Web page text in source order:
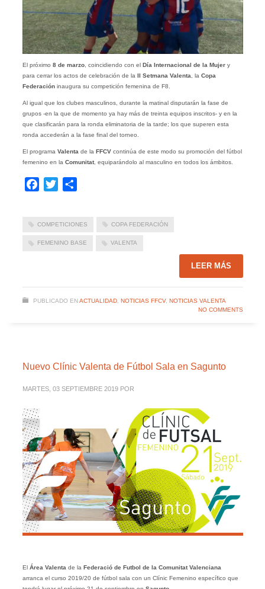
El próximo 8 de marzo, coincidiendo con el Día Internacional de la Mujer y
para cerrar los actos de celebración de la II Setmana Valenta , la Copa
Federacióninaugura su competición femenina de F8.
Al igual que los clubes masculinos, durante la matinal disputarán la fase de
grupos -en la que de momento ya hay más de treinta equipos inscritos- y en la
que clasificarán para la ronda eliminatoria de la tarde; los que superen esta
ronda accederán a la fase final del torneo.
El programa Valenta de la FFCVcontinúa de este modo su promoción del fútbol
femenino en la Comunitat, equiparándolo al masculino en todos los ámbitos.
Facebook
Twitter
COMPETICIONES COPA FEDERACIÓN
FEMENINO BASE VALENTA
LEER MÁS
PUBLICADO EN ACTUALIDAD, NOTICIAS FFCV, NOTICIAS VALENTA
NO COMMENTS
Nuevo Clínic Valenta de Fútbol Sala en Sagunto
MARTES, 03 SEPTIEMBRE 2019 POR
El Área Valenta de la Federació de Futbol de la Comunitat Valenciana
arranca el curso 2019/20 de fútbol sala con un Clínic Femenino específico que